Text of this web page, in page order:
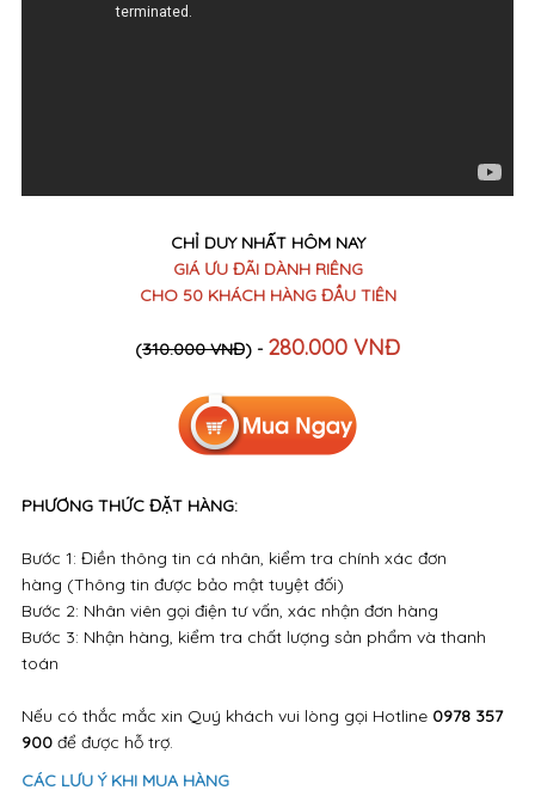
CHỈ DUY NHẤT HÔM NAY
GIÁ ƯU ĐÃI DÀNH RIÊNG
CHO 50 KHÁCH HÀNG ĐẦU TIÊN
(310.000 VNĐ) - 280.000 VNĐ
PHƯƠNG THỨC ĐẶT HÀNG:
Bước 1: Điền thông tin cá nhân, kiểm tra chính xác đơn
hàng (Thông tin được bảo mật tuyệt đối)
Bước 2: Nhân viên gọi điện tư vấn, xác nhận đơn hàng
Bước 3: Nhận hàng, kiểm tra chất lượng sản phẩm và thanh
toán
Nếu có thắc mắc xin Quý khách vui lòng gọi Hotline 0978 357
900để được hỗ trợ.
CÁC LƯU Ý KHI MUA HÀNG